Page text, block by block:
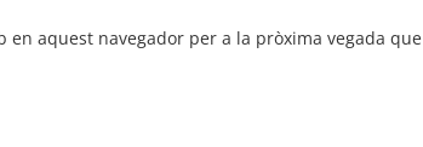
aquest navegador per a la pròxima vegada que